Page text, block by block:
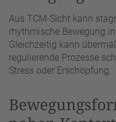
Aus TCM-Sicht kann
rhythmische Bewegung
Gleichzeitig kann
regulierende Prozesse
Stress oder Erschöpfung.